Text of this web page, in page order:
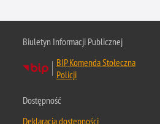
Biuletyn Informacji Publicznej
BIP Komenda Stołeczna
Policji
Dostępność
Deklaracja dostępności